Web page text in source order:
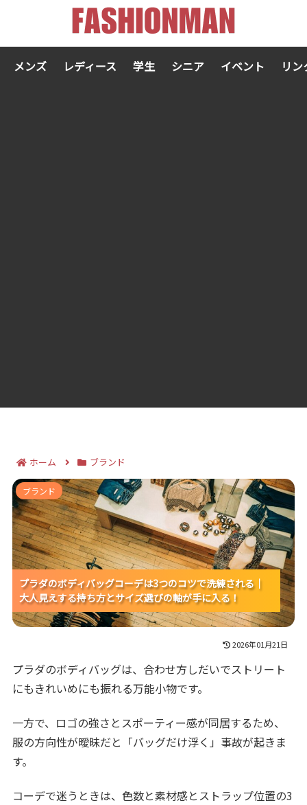
メンズ レディース 学生 シニア イベント リ
ホーム ブランド
プラダのボディバッグコーデは3つのコツで洗練される
｜大人見えする持ち方とサイズ選びの軸が手に入る！
プラダのボディバッグコーデは3つのコツで洗練される｜
大人見えする持ち方とサイズ選びの軸が手に入る！
プラダのボディバッグコーデは3つのコツで洗練される｜
大人見えする持ち方とサイズ選びの軸が手に入る！
プラダのボディバッグコーデは3つのコツで洗練される｜
大人見えする持ち方とサイズ選びの軸が手に入る！
ブランド
2026年01月21日
プラダのボディバッグは、合わせ方しだいでストリート
にもきれいめにも振れる万能小物です。
一方で、ロゴの強さとスポーティー感が同居するため、
服の方向性が曖昧だと「バッグだけ浮く」事故が起きま
す。
コーデで迷うときは、色数と素材感とストラップ位置の3